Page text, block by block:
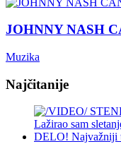
JOHNNY NASH
Muzika
Najčitanije